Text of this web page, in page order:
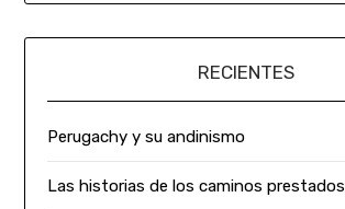
RECIENTES
Perugachy y su andinismo
Las historias de los caminos prestados